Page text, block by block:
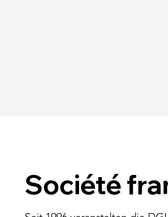
Société